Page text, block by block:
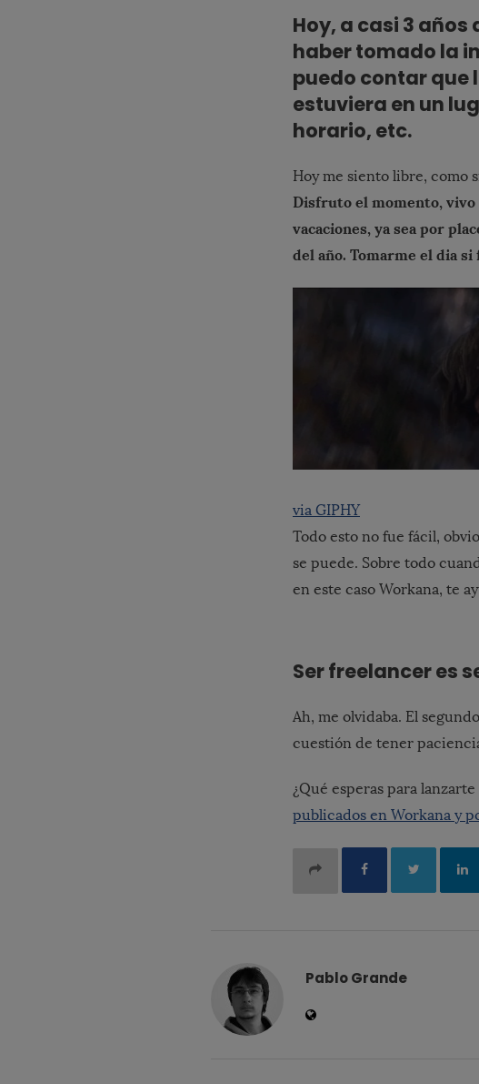
Hoy, a casi 3
haber tomado la
puedo contar que
estuviera en un
horario, etc.
Hoy me siento libre, como
Disfruto el momento, vivo
vacaciones, ya sea por
del año. Tomarme el dia
via GIPHY
Todo esto no fue fácil,
se puede. Sobre todo
en este caso Workana, te
Ser freelancer es
Ah, me olvidaba. El
cuestión de tener
¿Qué esperas para
publicados en Workana y
Pablo Grande